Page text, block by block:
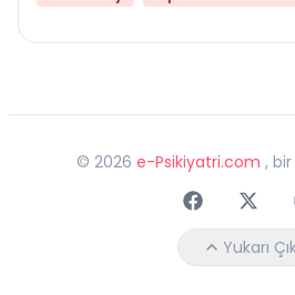
© 2026 e-Psikiyatri.com , bir
Faceebok
Yukarı